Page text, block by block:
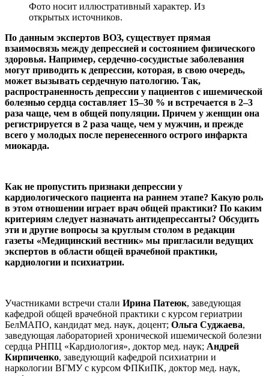
Фото носит иллюстративный характер. Из
открытых источников.
По данным экспертов ВОЗ, существует прямая
взаимосвязь между депрессией и состоянием физического
здоровья. Например, сердечно-сосудистые заболевания
могут приводить к депрессии, которая, в свою очередь,
может вызывать сердечную патологию. Так,
распространенность депрессии у пациентов с ишемической
болезнью сердца составляет 15–30 % и встречается в 2–3
раза чаще, чем в общей популяции. Причем у женщин она
регистрируется в 2 раза чаще, чем у мужчин, и прежде
всего у молодых после перенесенного острого инфаркта
миокарда.
Как не пропустить признаки депрессии у
кардиологического пациента на раннем этапе? Какую роль
в этом отношении играет врач общей практики? По каким
критериям следует назначать антидепрессанты? Обсудить
эти и другие вопросы за круглым столом в редакции
газеты «Медицинский вестник» мы пригласили ведущих
экспертов в области общей врачебной практики,
кардиологии и психиатрии.
Участниками встречи стали Ирина Патеюк, заведующая
кафедрой общей врачебной практики с курсом гериатрии
БелМАПО, кандидат мед. наук, доцент; Ольга Суджаева,
заведующая лабораторией хронической ишемической болезни
сердца РНПЦ «Кардиология», доктор мед. наук; Андрей
Кирпиченко, заведующий кафедрой психиатрии и
наркологии ВГМУ с курсом ФПКиПК, доктор мед. наук,